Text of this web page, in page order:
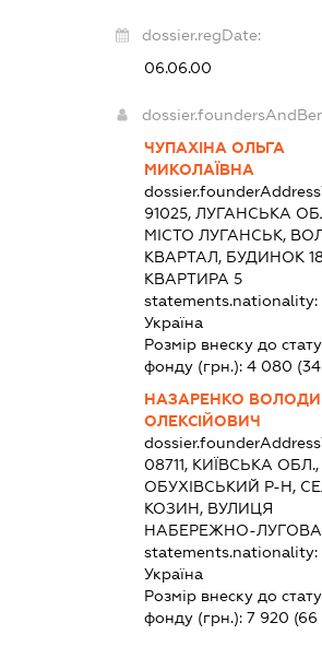
dossier.regDate:
06.06.00
ЧУПАХІНА ОЛЬГА
МИКОЛАЇВНА
dossier.founderAddress
91025, ЛУГАНСЬКА
МІСТО ЛУГАНСЬК,
КВАРТАЛ, БУДИНОК
КВАРТИРА 5
statements.nationality:
Україна
Розмір внеску до
фонду (грн.):4 080
НАЗАРЕНКО
ОЛЕКСІЙОВИЧ
dossier.founderAddress
08711, КИЇВСЬКА ОБЛ.,
ОБУХІВСЬКИЙ Р-Н,
КОЗИН, ВУЛИЦЯ
НАБЕРЕЖНО-
statements.nationality:
Україна
Розмір внеску до
фонду (грн.):7 920 (66